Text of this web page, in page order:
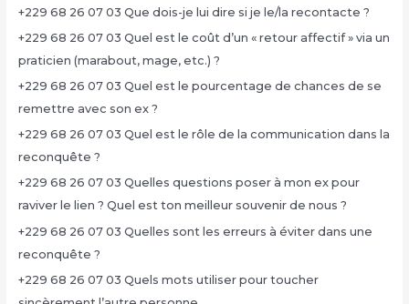
+229 68 26 07 03 Que dois-je lui dire si je le/la recontacte ?
+229 68 26 07 03 Quel est le coût d’un « retour affectif » via un
praticien (marabout, mage, etc.) ?
+229 68 26 07 03 Quel est le pourcentage de chances de se
remettre avec son ex ?
+229 68 26 07 03 Quel est le rôle de la communication dans la
reconquête ?
+229 68 26 07 03 Quelles questions poser à mon ex pour
raviver le lien ? Quel est ton meilleur souvenir de nous ?
+229 68 26 07 03 Quelles sont les erreurs à éviter dans une
reconquête ?
+229 68 26 07 03 Quels mots utiliser pour toucher